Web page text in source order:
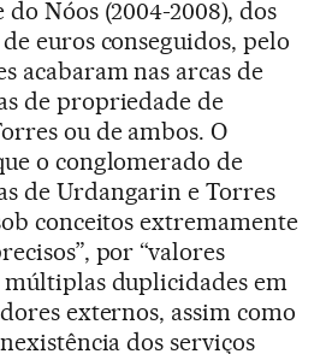
Nóos (2004-2008), dos
euros conseguidos, pelo
acabaram nas arcas de
de propriedade de
ou de ambos. O
o conglomerado de
de Urdangarin e Torres
conceitos extremamente
por “valores
múltiplas duplicidades em
externos, assim como
dos serviços